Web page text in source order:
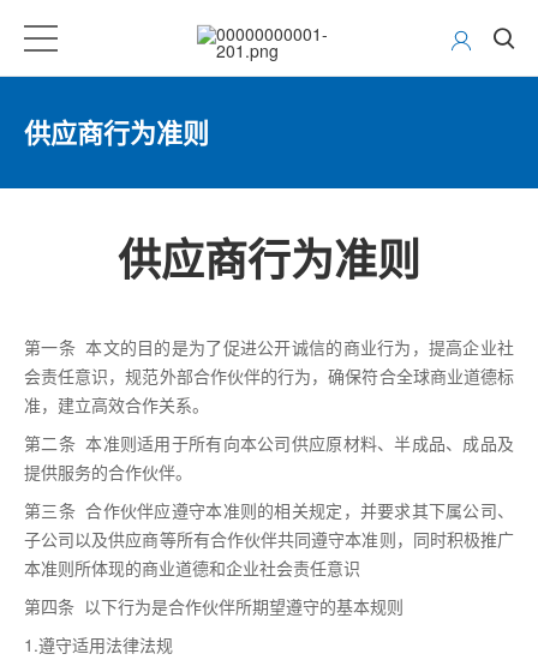
供应商行为准则
供应商行为准则
第一条 本文的目的是为了促进公开诚信的商业行为，提高企业社
会责任意识，规范外部合作伙伴的行为，确保符合全球商业道德标
准，建立高效合作关系。
第二条 本准则适用于所有向本公司供应原材料、半成品、成品及
提供服务的合作伙伴。
第三条 合作伙伴应遵守本准则的相关规定，并要求其下属公司、
子公司以及供应商等所有合作伙伴共同遵守本准则，同时积极推广
本准则所体现的商业道德和企业社会责任意识
第四条 以下行为是合作伙伴所期望遵守的基本规则
1.遵守适用法律法规